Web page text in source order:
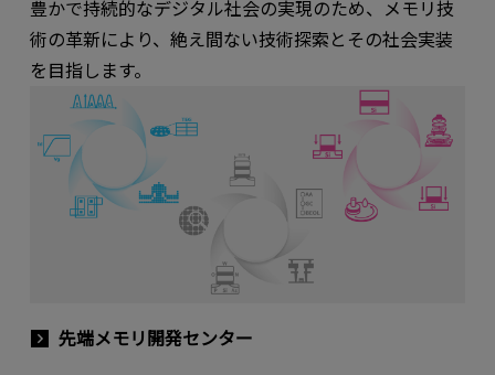
豊かで持続的なデジタル社会の実現のため、メモリ技
術の革新により、絶え間ない技術探索とその社会実装
を目指します。
先端メモリ開発センター